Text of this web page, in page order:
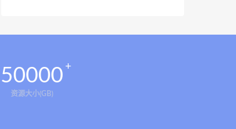
50000
资源大小(GB)